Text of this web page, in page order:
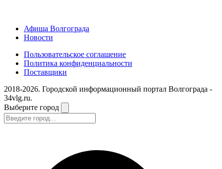
Афиша Волгограда
Новости
Пользовательское соглашение
Политика конфиденциальности
Поставщики
2018-2026. Городской информационный портал Волгограда -
34vlg.ru.
Выберите город